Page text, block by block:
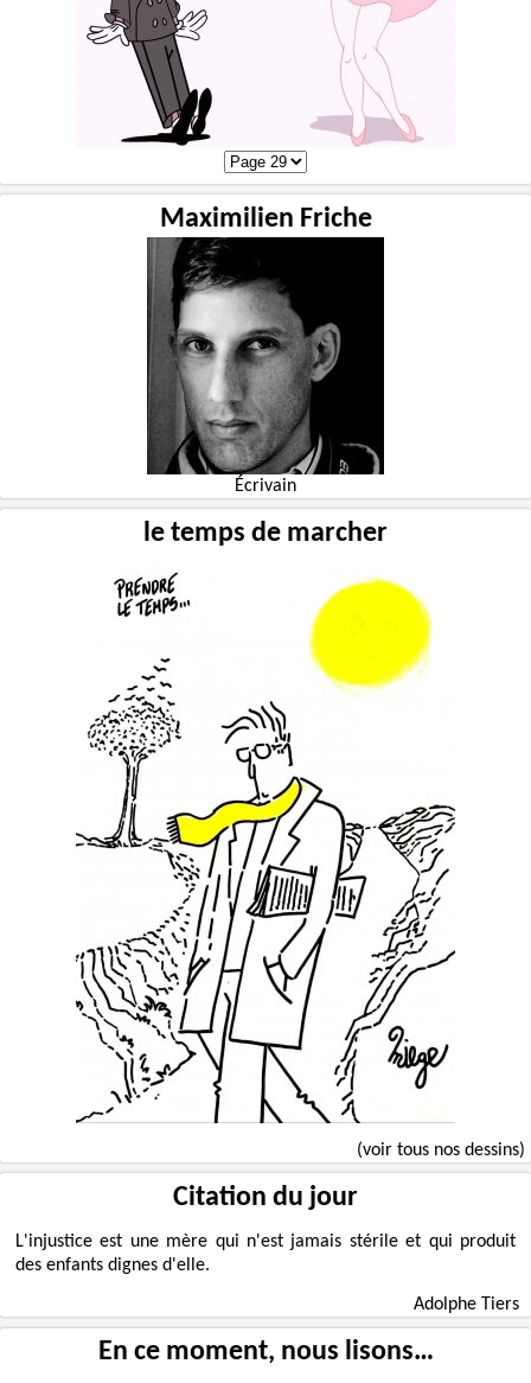
Maximilien Friche
Écrivain
le temps de marcher
(voir tous nos dessins)
Citation du jour
L'injustice est une mère qui n'est jamais stérile et qui produit
des enfants dignes d'elle.
Adolphe Tiers
En ce moment, nous lisons…